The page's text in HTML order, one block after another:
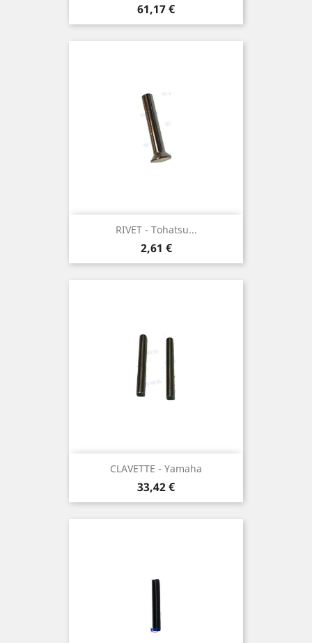
Prix
61,17 €
RIVET - Tohatsu...
Prix
2,61 €
CLAVETTE - Yamaha
Prix
33,42 €